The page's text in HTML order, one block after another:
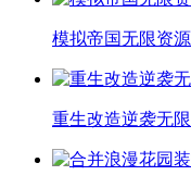
模拟帝国无限资
重生改造逆袭无